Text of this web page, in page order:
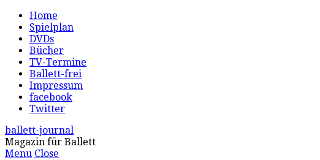
Home
Spielplan
DVDs
Bücher
TV-Termine
Ballett-frei
Impressum
facebook
Twitter
ballett-journal
Magazin für Ballett
Menu Close